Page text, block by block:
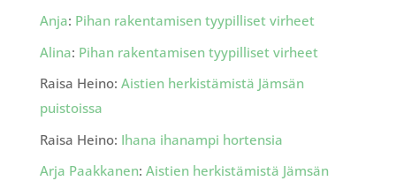
Anja: Pihan rakentamisen tyypilliset virheet
Alina: Pihan rakentamisen tyypilliset virheet
Raisa Heino: Aistien herkistämistä Jämsän
puistoissa
Raisa Heino: Ihana ihanampi hortensia
Arja Paakkanen: Aistien herkistämistä Jämsän